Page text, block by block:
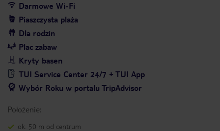
Darmowe Wi-Fi
Piaszczysta plaża
Dla rodzin
Plac zabaw
Kryty basen
TUI Service Center 24/7 + TUI App
Wybór Roku w portalu TripAdvisor
Położenie:
ok. 50 m od centrum